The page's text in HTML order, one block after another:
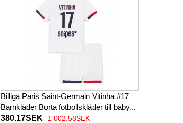
Billiga Paris Saint-Germain Vitinha #17
Barnkläder Borta fotbollskläder till baby
2025-26 Kortärmad (+ Korta byxor)
380.17SEK 1 002.58SEK